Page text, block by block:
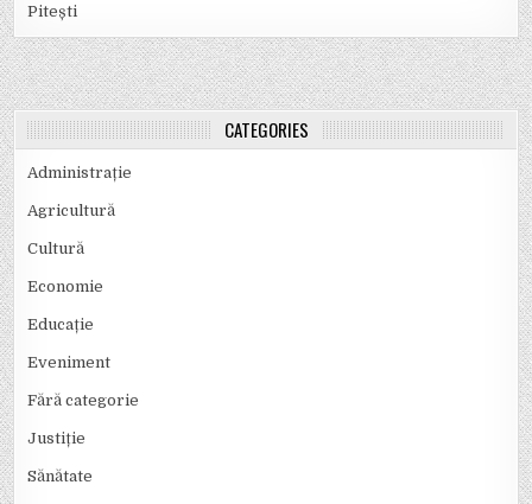
Pitești
CATEGORIES
Administrație
Agricultură
Cultură
Economie
Educație
Eveniment
Fără categorie
Justiție
Sănătate